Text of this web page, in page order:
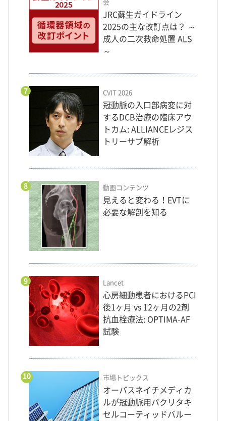
会
JRC蘇生ガイドライン
2025の主な改訂点は？ ～
成人の二次救命処置 ALS
～
7 CVIT 2026
冠動脈の入口部病変に対
するDCB治療の臨床アウ
トカム: ALLIANCEレジス
トリーサブ解析
8 動画コンテンツ
見えると変わる！EVTに
必要な解剖を知る
9 Lancet
心房細動患者におけるPCI
後1ヶ月 vs 12ヶ月の2剤
抗血栓療法: OPTIMA-AF
試験
10 市場トピックス
オーバスネイチメディカ
ルが冠動脈用パクリタキ
セルコーティッドバルー